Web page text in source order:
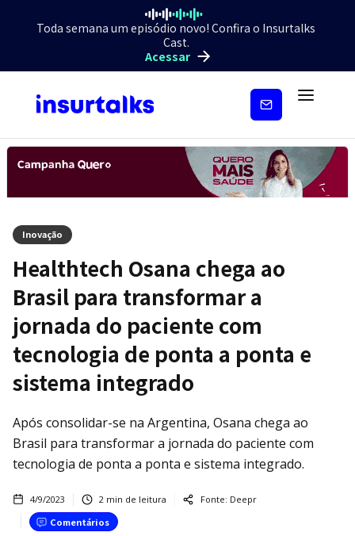
Toda semana um episódio novo! Confira o Insurtalks
Cast.
Acessar
Inscreva-
Inovação
Healthtech Osana chega ao
Brasil para transformar a
jornada do paciente com
tecnologia de ponta a ponta e
sistema integrado
Após consolidar-se na Argentina, Osana chega ao
Brasil para transformar a jornada do paciente com
tecnologia de ponta a ponta e sistema integrado.
4/9/2023 2 min de leitura Fonte: Deepr
Comentários